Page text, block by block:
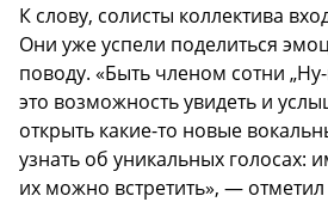
К слову, солисты коллектива
Они уже успели поделиться
поводу. «Быть членом сотни
это возможность увидеть и
открыть какие-то новые
узнать об уникальных голосах:
их можно встретить», —